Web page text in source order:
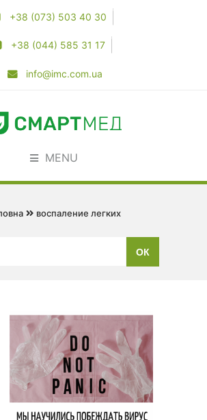
+38 (073) 503 40 30
+38 (044) 585 31 17
info@imc.com.ua
MENU
воспаление легких